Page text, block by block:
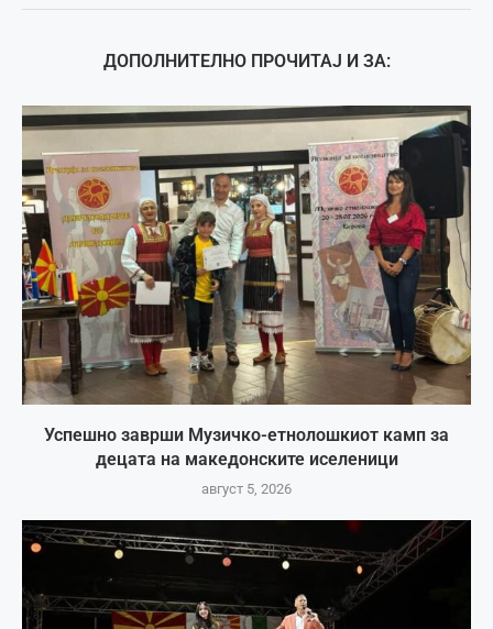
ДОПОЛНИТЕЛНО ПРОЧИТАЈ И ЗА:
Успешно заврши Музичко-етнолошкиот камп за
децата на македонските иселеници
август 5, 2026